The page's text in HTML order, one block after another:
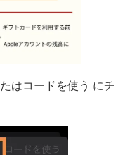
はコードを使う にチ